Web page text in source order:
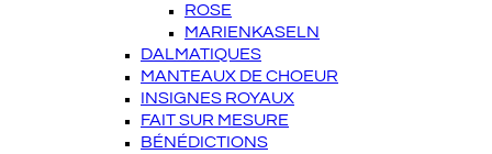
ROSE
MARIENKASELN
DALMATIQUES
MANTEAUX DE CHOEUR
INSIGNES ROYAUX
FAIT SUR MESURE
BÉNÉDICTIONS